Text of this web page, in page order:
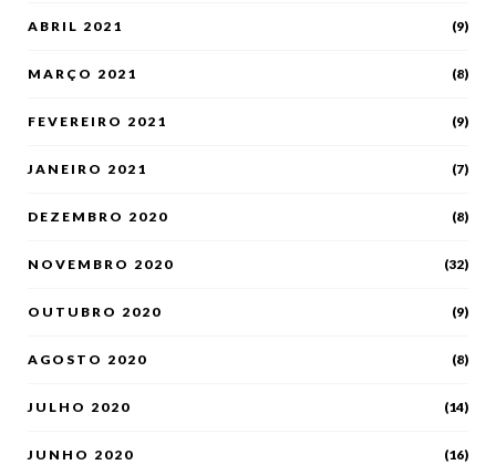
ABRIL 2021 (9)
MARÇO 2021 (8)
FEVEREIRO 2021 (9)
JANEIRO 2021 (7)
DEZEMBRO 2020 (8)
NOVEMBRO 2020 (32)
OUTUBRO 2020 (9)
AGOSTO 2020 (8)
JULHO 2020 (14)
JUNHO 2020 (16)